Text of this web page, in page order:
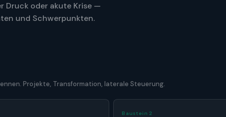
Druck oder akute Krise —
und Schwerpunkten.
Projekte, Transformation, laterale Steuerung.
Baustein 2